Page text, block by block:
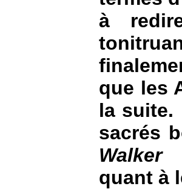
à
que les
la suite.
sacrés
Walker
quant à